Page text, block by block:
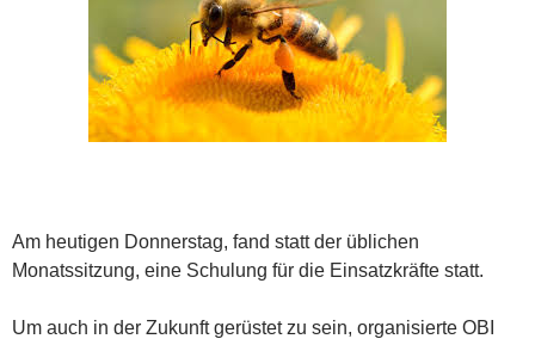
Am heutigen Donnerstag, fand statt der üblichen
Monatssitzung, eine Schulung für die Einsatzkräfte statt.
Um auch in der Zukunft gerüstet zu sein, organisierte OBI